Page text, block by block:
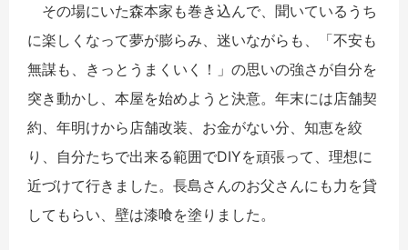
その場にいた森本家も巻き込んで、聞いているうち
に楽しくなって夢が膨らみ、迷いながらも、「不安も
無謀も、きっとうまくいく！」の思いの強さが自分を
突き動かし、本屋を始めようと決意。年末には店舗契
約、年明けから店舗改装、お金がない分、知恵を絞
り、自分たちで出来る範囲でDIYを頑張って、理想に
近づけて行きました。長島さんのお父さんにも力を貸
してもらい、壁は漆喰を塗りました。